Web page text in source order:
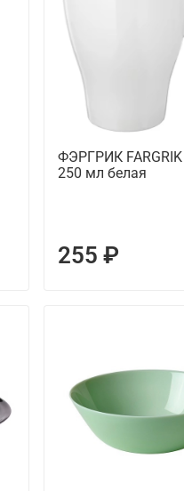
ФЭРГРИК
250 мл белая
255 ₽